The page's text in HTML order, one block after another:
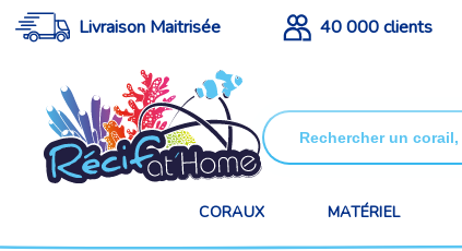
Livraison Maitrisée 40 000 clients
CORAUX MATÉRIEL